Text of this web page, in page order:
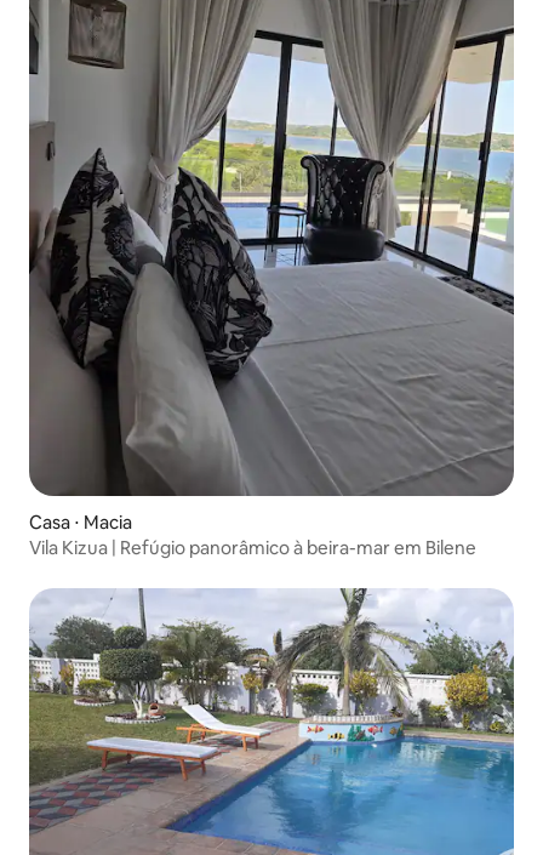
Casa ⋅ Macia
Vila Kizua | Refúgio panorâmico à beira-mar em Bilene